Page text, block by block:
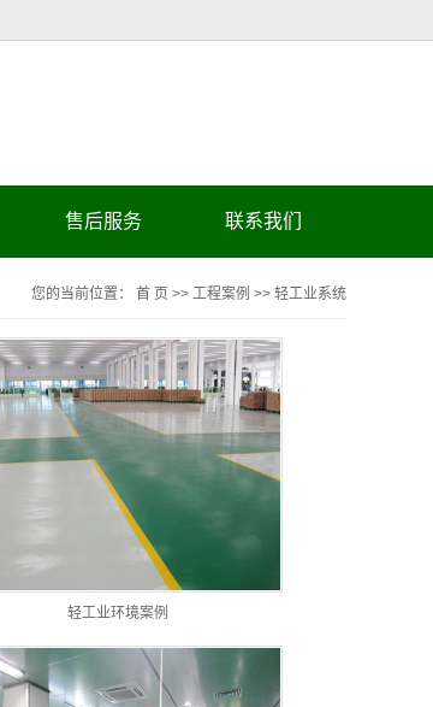
售后服务 联系我们
您的当前位置： 首 页 >> 工程案例 >> 轻工业系统
轻工业环境案例